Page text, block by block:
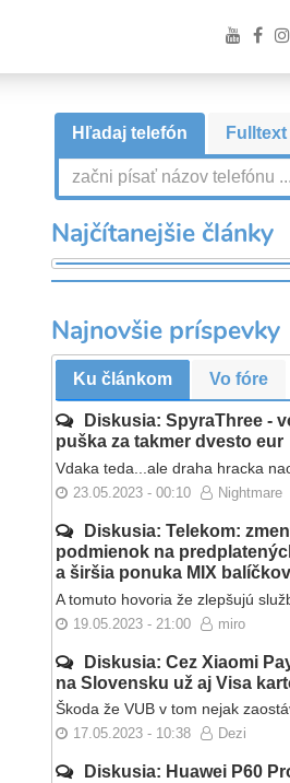
Hľadaj telefón Fulltext
Najčítanejšie články
Najnovšie príspevky
Ku článkom Vo fóre
Diskusia: SpyraThree -
puška za takmer dvesto eur
Vdaka teda...ale draha hracka
23.05.2023 - 00:10 Nightmare
Diskusia: Telekom:
podmienok na
a širšia ponuka MIX balíčkov
A tomuto hovoria že zlepšujú
19.05.2023 - 21:00 miro
Diskusia: Cez Xiaomi
na Slovensku už aj Visa
Škoda že VUB v tom nejak
17.05.2023 - 10:38 Dezi
Diskusia: Huawei P60